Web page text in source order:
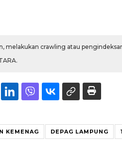
melakukan crawling atau
KEMENAG DEPAG LAMPUNG